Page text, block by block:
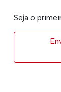
Seja o